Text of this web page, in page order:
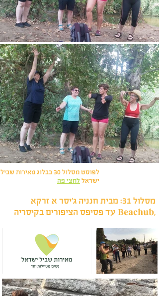
לפוסט מסלול 30 בבלוג מאירות שביל
ישראללחצי פה
מסלול 31: מבית חנניה ג'יסר א זרקא
,Beachub עד פסיפס הציפורים בקיסריה